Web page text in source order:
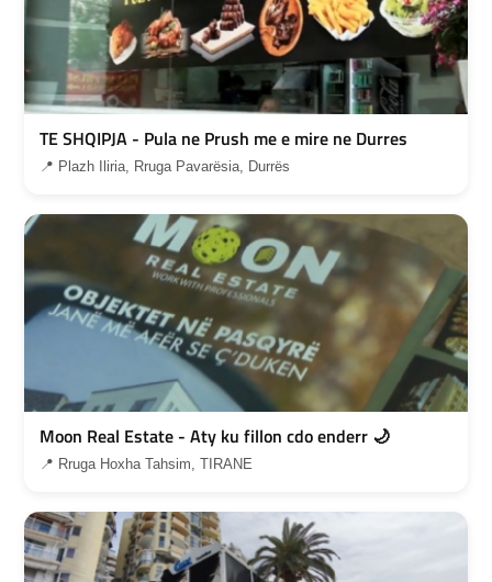
TE SHQIPJA - Pula ne Prush me e mire ne Durres
📍 Plazh Iliria, Rruga Pavarësia, Durrës
Moon Real Estate - Aty ku fillon cdo enderr 🌙
📍 Rruga Hoxha Tahsim, TIRANE